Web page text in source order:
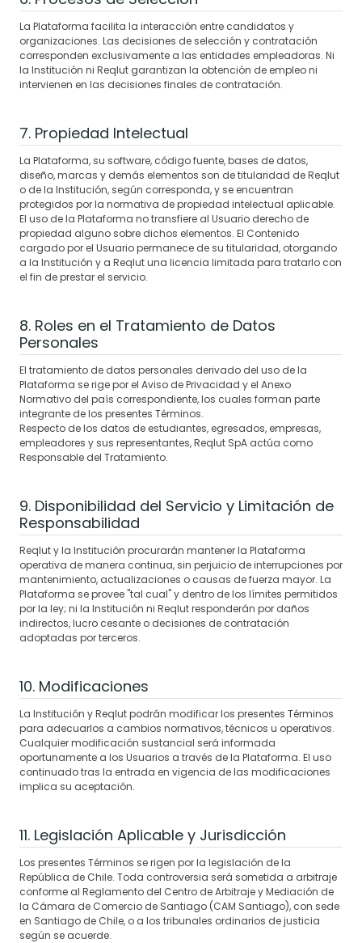
La Plataforma facilita la interacción entre candidatos y
organizaciones. Las decisiones de selección y contratación
corresponden exclusivamente a las entidades empleadoras. Ni
la Institución ni Reqlut garantizan la obtención de empleo ni
intervienen en las decisiones finales de contratación.
7. Propiedad Intelectual
La Plataforma, su software, código fuente, bases de datos,
diseño, marcas y demás elementos son de titularidad de Reqlut
o de la Institución, según corresponda, y se encuentran
protegidos por la normativa de propiedad intelectual aplicable.
El uso de la Plataforma no transfiere al Usuario derecho de
propiedad alguno sobre dichos elementos. El Contenido
cargado por el Usuario permanece de su titularidad, otorgando
a la Institución y a Reqlut una licencia limitada para tratarlo con
el fin de prestar el servicio.
8. Roles en el Tratamiento de Datos
Personales
El tratamiento de datos personales derivado del uso de la
Plataforma se rige por el Aviso de Privacidad y el Anexo
Normativo del país correspondiente, los cuales forman parte
integrante de los presentes Términos.
Respecto de los datos de estudiantes, egresados, empresas,
empleadores y sus representantes, Reqlut SpA actúa como
Responsable del Tratamiento.
9. Disponibilidad del Servicio y Limitación de
Responsabilidad
Reqlut y la Institución procurarán mantener la Plataforma
operativa de manera continua, sin perjuicio de interrupciones por
mantenimiento, actualizaciones o causas de fuerza mayor. La
Plataforma se provee "tal cual" y dentro de los límites permitidos
por la ley; ni la Institución ni Reqlut responderán por daños
indirectos, lucro cesante o decisiones de contratación
adoptadas por terceros.
10. Modificaciones
La Institución y Reqlut podrán modificar los presentes Términos
para adecuarlos a cambios normativos, técnicos u operativos.
Cualquier modificación sustancial será informada
oportunamente a los Usuarios a través de la Plataforma. El uso
continuado tras la entrada en vigencia de las modificaciones
implica su aceptación.
11. Legislación Aplicable y Jurisdicción
Los presentes Términos se rigen por la legislación de la
República de Chile. Toda controversia será sometida a arbitraje
conforme al Reglamento del Centro de Arbitraje y Mediación de
la Cámara de Comercio de Santiago (CAM Santiago), con sede
en Santiago de Chile, o a los tribunales ordinarios de justicia
según se acuerde.